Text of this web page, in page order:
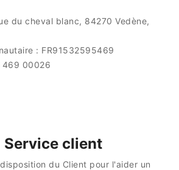
du cheval blanc, 84270 Vedène,
: FR91532595469
469 00026
Service client
du Client pour l'aider un